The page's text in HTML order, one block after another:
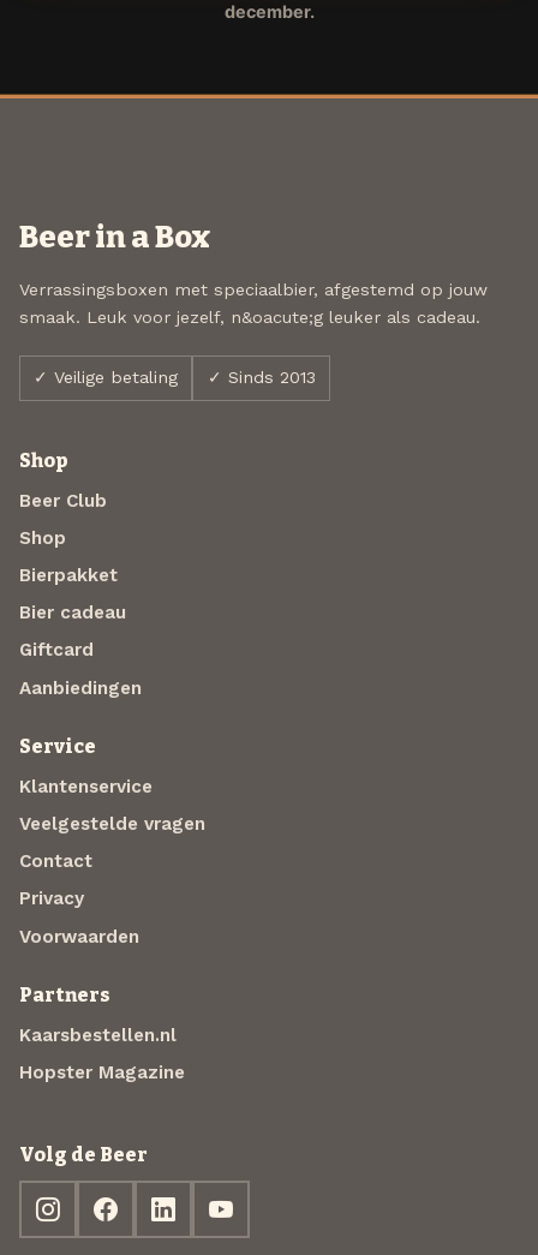
december.
Beer in a Box
Verrassingsboxen met speciaalbier, afgestemd op jouw
smaak. Leuk voor jezelf, n&oacute;g leuker als cadeau.
✓ Veilige betaling ✓ Sinds 2013
Shop
Beer Club
Shop
Bierpakket
Bier cadeau
Giftcard
Aanbiedingen
Service
Klantenservice
Veelgestelde vragen
Contact
Privacy
Voorwaarden
Partners
Kaarsbestellen.nl
Hopster Magazine
Volg de Beer